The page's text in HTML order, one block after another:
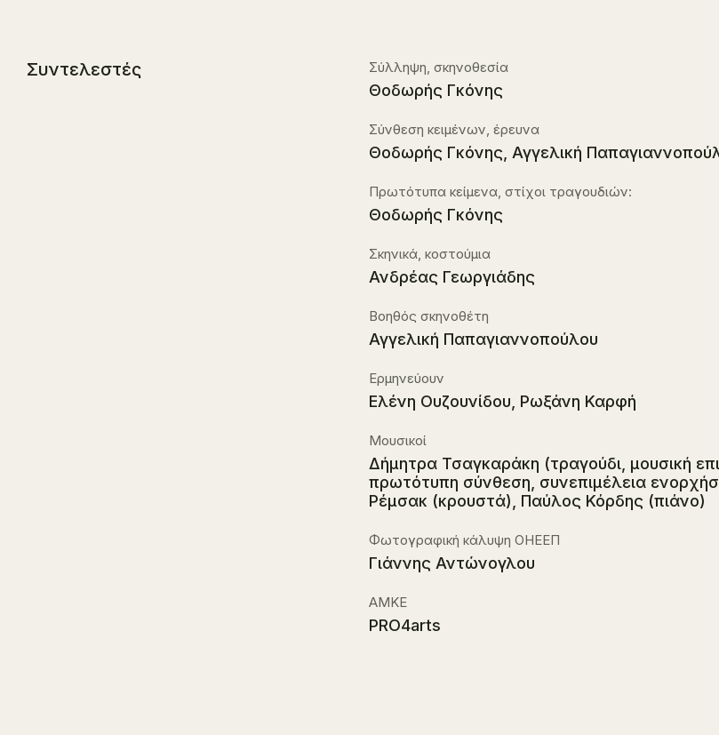
Συντελεστές Σύλληψη, σκηνοθεσία
Θοδωρής Γκόνης
Σύνθεση κειμένων, έρευνα
Θοδωρής Γκόνης, Αγγελική
Πρωτότυπα κείμενα, στίχοι τραγουδιών:
Θοδωρής Γκόνης
Σκηνικά, κοστούμια
Ανδρέας Γεωργιάδης
Βοηθός σκηνοθέτη
Αγγελική Παπαγιαννοπούλου
Ερμηνεύουν
Ελένη Ουζουνίδου, Ρωξάνη Καρφή
Μουσικοί
Δήμητρα Τσαγκαράκη (τραγούδι, μουσική
πρωτότυπη σύνθεση, συνεπιμέλεια
Ρέμσακ (κρουστά), Παύλος Κόρδης (πιάνο)
Φωτογραφική κάλυψη ΟΗΕΕΠ
Γιάννης Αντώνογλου
ΑΜΚΕ
PRO4arts